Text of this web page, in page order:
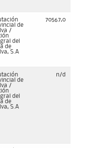
de
/
del
de
S.A
70567,0
de
/
del
de
S.A
n/d